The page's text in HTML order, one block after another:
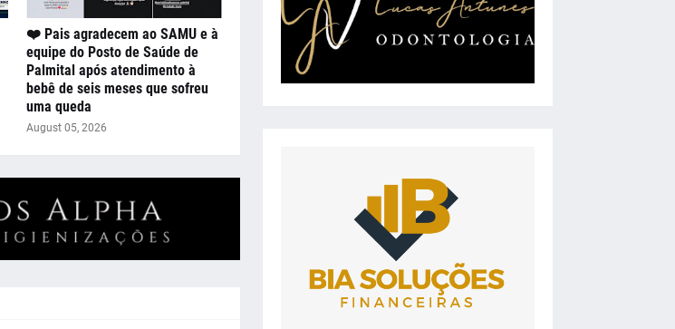
❤️ Pais agradecem ao SAMU e à
equipe do Posto de Saúde de
Palmital após atendimento à
bebê de seis meses que sofreu
uma queda
August 05, 2026